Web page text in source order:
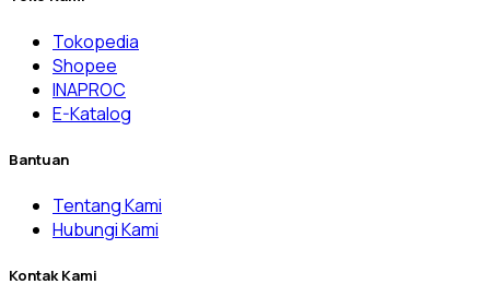
Tokopedia
Shopee
INAPROC
E-Katalog
Bantuan
Tentang Kami
Hubungi Kami
Kontak Kami